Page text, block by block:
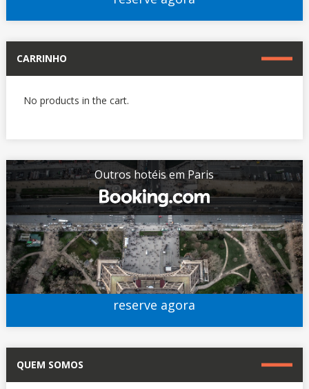
CARRINHO
No products in the cart.
Outros hotéis em Paris
reserve agora
QUEM SOMOS